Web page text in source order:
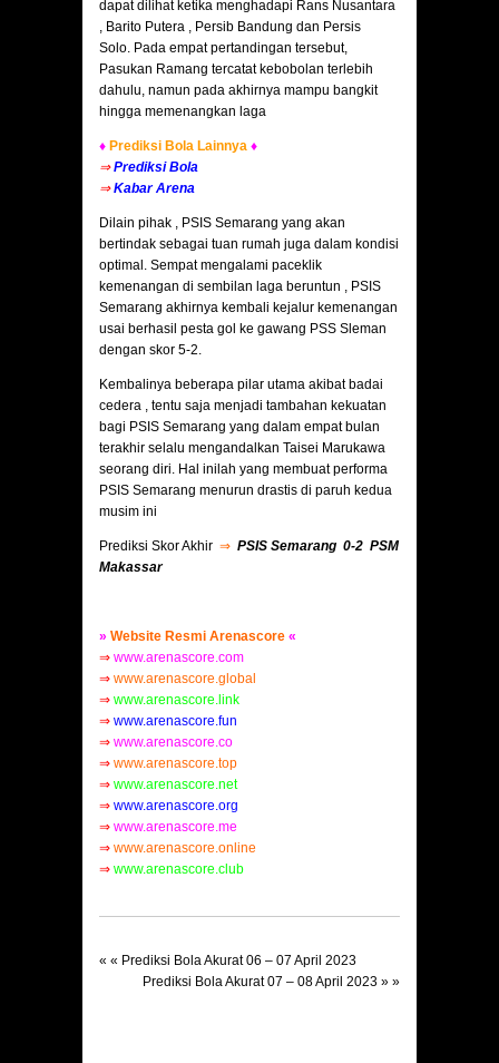
dapat dilihat ketika menghadapi Rans Nusantara
, Barito Putera , Persib Bandung dan Persis
Solo. Pada empat pertandingan tersebut,
Pasukan Ramang tercatat kebobolan terlebih
dahulu, namun pada akhirnya mampu bangkit
hingga memenangkan laga
♦ Prediksi Bola Lainnya ♦
⇒ Prediksi Bola
⇒ Kabar Arena
Dilain pihak , PSIS Semarang yang akan
bertindak sebagai tuan rumah juga dalam kondisi
optimal. Sempat mengalami paceklik
kemenangan di sembilan laga beruntun , PSIS
Semarang akhirnya kembali kejalur kemenangan
usai berhasil pesta gol ke gawang PSS Sleman
dengan skor 5-2.
Kembalinya beberapa pilar utama akibat badai
cedera , tentu saja menjadi tambahan kekuatan
bagi PSIS Semarang yang dalam empat bulan
terakhir selalu mengandalkan Taisei Marukawa
seorang diri. Hal inilah yang membuat performa
PSIS Semarang menurun drastis di paruh kedua
musim ini
Prediksi Skor Akhir ⇒ PSIS Semarang 0-2 PSM
Makassar
» Website Resmi Arenascore «
⇒ www.arenascore.com
⇒ www.arenascore.global
⇒ www.arenascore.link
⇒ www.arenascore.fun
⇒ www.arenascore.co
⇒ www.arenascore.top
⇒ www.arenascore.net
⇒ www.arenascore.org
⇒ www.arenascore.me
⇒ www.arenascore.online
⇒ www.arenascore.club
« « Prediksi Bola Akurat 06 – 07 April 2023
Prediksi Bola Akurat 07 – 08 April 2023 » »